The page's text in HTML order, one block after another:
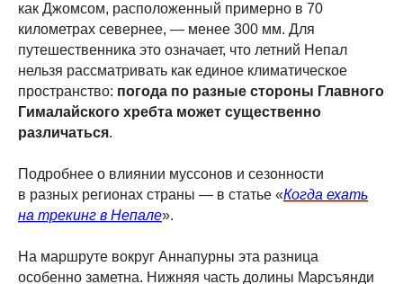
как Джомсом, расположенный примерно в 70
километрах севернее, — менее 300 мм. Для
путешественника это означает, что летний Непал
нельзя рассматривать как единое климатическое
пространство: погода по разные стороны Главного
Гималайского хребта может существенно
различаться.
Подробнее о влиянии муссонов и сезонности
в разных регионах страны — в статье «Когда ехать
на трекинг в Непале».
На маршруте вокруг Аннапурны эта разница
особенно заметна. Нижняя часть долины Марсъянди